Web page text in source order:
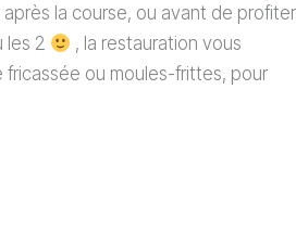
la course, ou avant de profiter
les 2
, la restauration vous
fricassée ou moules-frittes, pour